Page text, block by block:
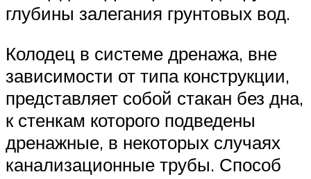
глубины залегания грунтовых вод.
Колодец в системе дренажа, вне
зависимости от типа конструкции,
представляет собой стакан без дна,
к стенкам которого подведены
дренажные, в некоторых случаях
канализационные трубы. Способ